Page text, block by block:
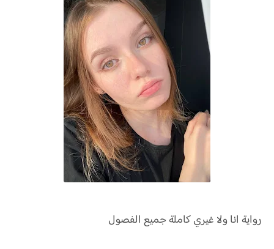
رواية انا ولا غيري كاملة جميع الفصول